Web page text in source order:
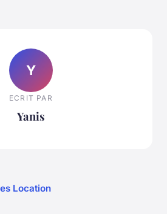
Y
ECRIT PAR
Yanis
Location